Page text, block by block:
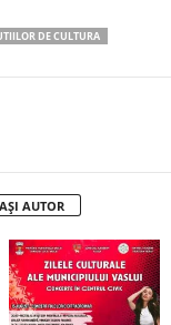
DE CULTURA
AUTOR